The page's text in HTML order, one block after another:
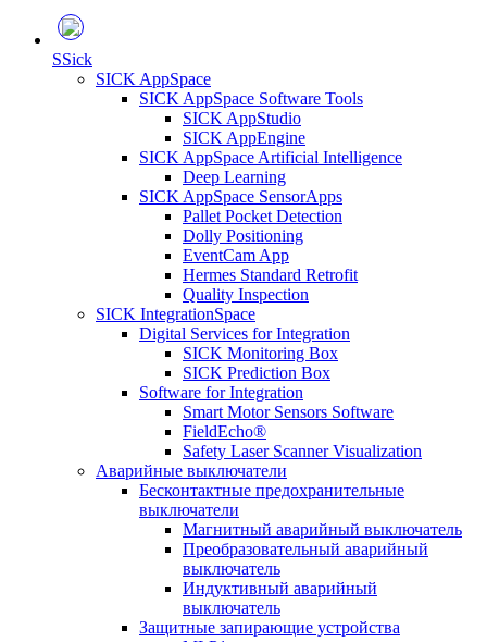
SSick
SICK AppSpace
SICK AppSpace Software Tools
SICK AppStudio
SICK AppEngine
SICK AppSpace Artificial Intelligence
Deep Learning
SICK AppSpace SensorApps
Pallet Pocket Detection
Dolly Positioning
EventCam App
Hermes Standard Retrofit
Quality Inspection
SICK IntegrationSpace
Digital Services for Integration
SICK Monitoring Box
SICK Prediction Box
Software for Integration
Smart Motor Sensors Software
FieldEcho®
Safety Laser Scanner Visualization
Аварийные выключатели
Бесконтактные предохранительные
выключатели
Магнитный аварийный выключатель
Преобразовательный аварийный
выключатель
Индуктивный аварийный
выключатель
Защитные запирающие устройства